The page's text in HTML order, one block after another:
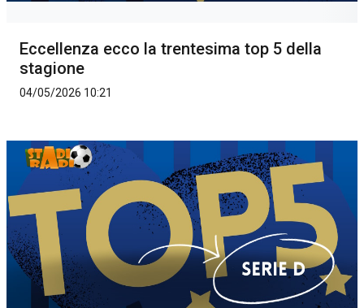
Eccellenza ecco la trentesima top 5 della
stagione
04/05/2026 10:21